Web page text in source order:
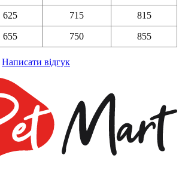
625 715 815
655 750 855
Написати відгук